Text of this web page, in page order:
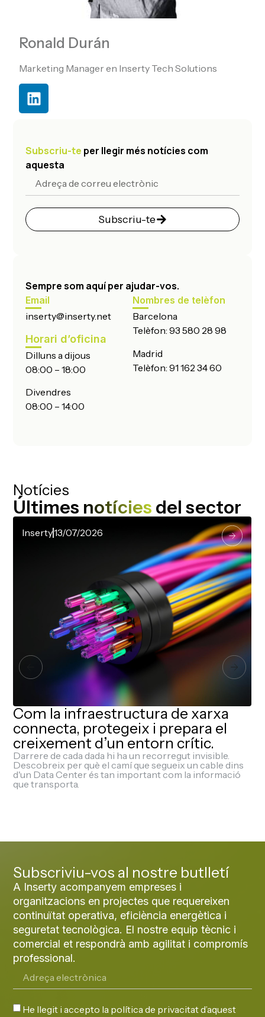
Ronald Durán
Marketing Manager en Inserty Tech Solutions
Subscriu-te per llegir més notícies com
aquesta
Subscriu-te
Sempre som aquí per ajudar-vos.
Email
inserty@inserty.net
Horari d’oficina
Dilluns a dijous
08:00 – 18:00
Divendres
08:00 – 14:00
Nombres de telèfon
Barcelona
Telèfon: 93 580 28 98
Madrid
Telèfon: 91 162 34 60
Notícies
Últimes notícies del sector
Inserty13/07/2026
Com la infraestructura de xarxa
connecta, protegeix i prepara el
creixement d’un entorn crític.
Darrere de cada dada hi ha un recorregut invisible.
Descobreix per què el camí que segueix un cable dins
d'un Data Center és tan important com la informació
que transporta.
Subscriviu-vos al nostre butlletí
A Inserty acompanyem empreses i
organitzacions en projectes que requereixen
continuïtat operativa, eficiència energètica i
seguretat tecnològica. El nostre equip tècnic i
comercial et respondrà amb agilitat i compromís
professional.
He llegit i accepto la política de privacitatd’aquest